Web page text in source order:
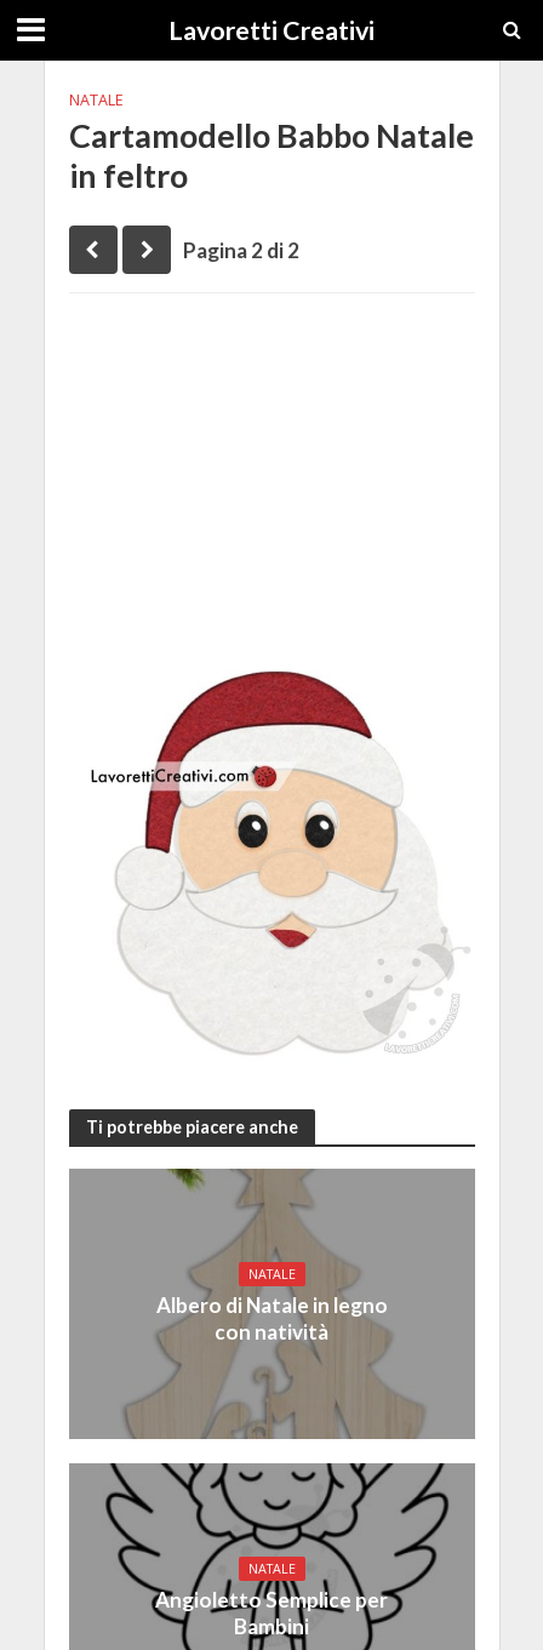
Lavoretti Creativi
NATALE
Cartamodello Babbo Natale
in feltro
Pagina 2 di 2
Ti potrebbe piacere anche
NATALE
Albero di Natale in legno
con natività
NATALE
Angioletto Semplice per
Bambini